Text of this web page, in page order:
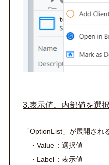
3.表示値、内部値を選択
「OptionList」が展開され
・Value：選択値
・Label：表示値